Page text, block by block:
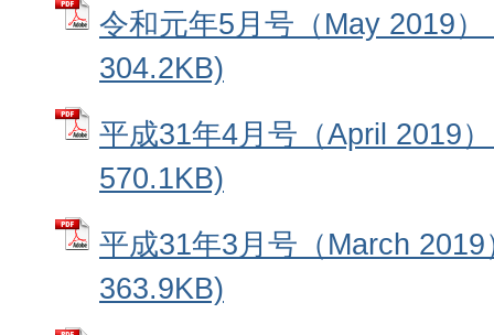
令和元年5月号（May 2019
304.2KB)
平成31年4月号（April 2019
570.1KB)
平成31年3月号（March
363.9KB)